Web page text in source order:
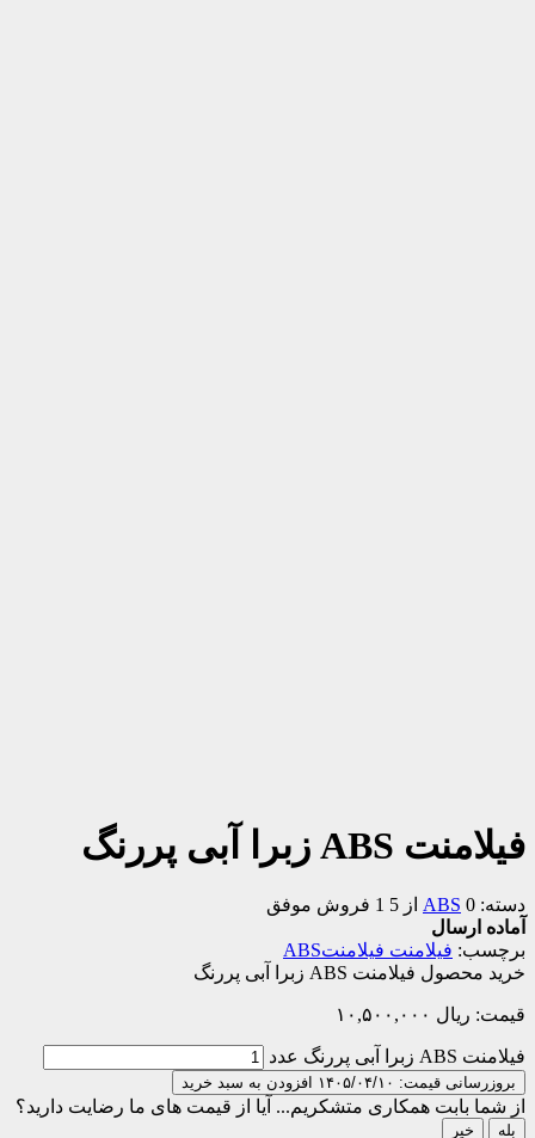
فیلامنت ABS زبرا آبی پررنگ
دسته: ABS 0 از 5
1 فروش موفق
آماده ارسال
برچسب: فیلامنت فیلامنتABS
خرید محصول فیلامنت ABS زبرا آبی پررنگ
قیمت: ریال
فیلامنت ABS زبرا آبی پررنگ عدد
بروزرسانی قیمت: ۱۴۰۵/۰۴/۱۰
از شما بابت همکاری متشکریم... آیا از قیمت های ما رضایت دارید؟
بله خیر